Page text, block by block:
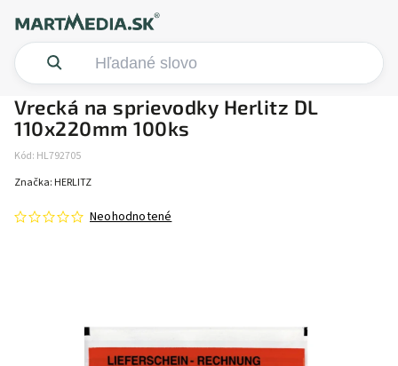
Vrecká na sprievodky Herlitz DL
110x220mm 100ks
Kód: HL792705
Neohodnotené
Značka: HERLITZ